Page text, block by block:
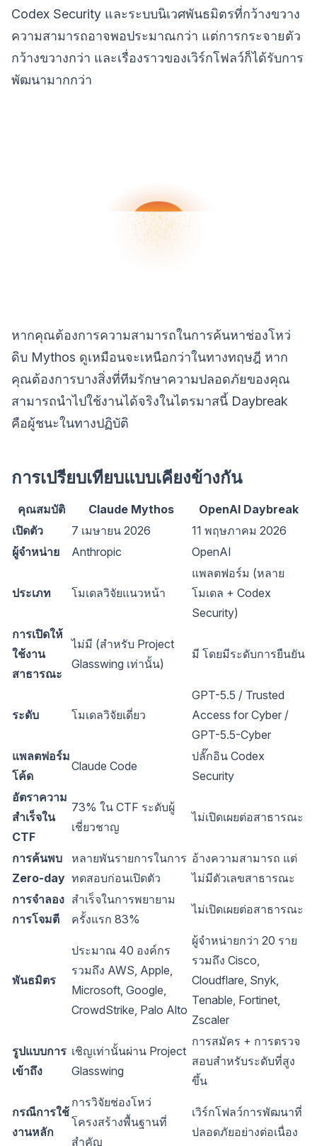
Codex Security และระบบนิเวศพันธมิตรที่กว้างขวาง
ความสามารถอาจพอประมาณกว่า แต่การกระจายตัว
กว้างขวางกว่า และเรื่องราวของเวิร์กโฟลว์ก็ได้รับการ
พัฒนามากกว่า
หากคุณต้องการความสามารถในการค้นหาช่องโหว่
ดิบ Mythos ดูเหมือนจะเหนือกว่าในทางทฤษฎี หาก
คุณต้องการบางสิ่งที่ทีมรักษาความปลอดภัยของคุณ
สามารถนำไปใช้งานได้จริงในไตรมาสนี้ Daybreak
คือผู้ชนะในทางปฏิบัติ
การเปรียบเทียบแบบเคียงข้างกัน
คุณสมบัติ Claude Mythos
OpenAI Daybreak
เปิดตัว
7 เมษายน 2026
11 พฤษภาคม 2026
ผู้จำหน่าย
Anthropic OpenAI
ประเภท โมเดลวิจัยแนวหน้า
แพลตฟอร์ม (หลาย
โมเดล + Codex
Security)
การเปิดให้
ใช้งาน
สาธารณะ
ไม่มี (สำหรับ Project
Glasswing เท่านั้น)
มี โดยมีระดับการยืนยัน
ระดับ โมเดลวิจัยเดี่ยว
GPT-5.5 / Trusted
Access for Cyber /
GPT-5.5-Cyber
แพลตฟอร์ม
โค้ด
Claude Code
ปลั๊กอิน Codex
Security
อัตราความ
สำเร็จใน
CTF
73% ใน CTF ระดับผู้
เชี่ยวชาญ
ไม่เปิดเผยต่อสาธารณะ
การค้นพบ
Zero-day
หลายพันรายการในการ
ทดสอบก่อนเปิดตัว
อ้างความสามารถ แต่
ไม่มีตัวเลขสาธารณะ
การจำลอง
การโจมตี
สำเร็จในการพยายาม
ครั้งแรก 83%
ไม่เปิดเผยต่อสาธารณะ
พันธมิตร
ประมาณ 40 องค์กร
รวมถึง AWS, Apple,
Microsoft, Google,
CrowdStrike, Palo Alto
ผู้จำหน่ายกว่า 20 ราย
รวมถึง Cisco,
Cloudflare, Snyk,
Tenable, Fortinet,
Zscaler
รูปแบบการ
เข้าถึง
เชิญเท่านั้นผ่าน Project
Glasswing
การสมัคร + การตรวจ
สอบสำหรับระดับที่สูง
ขึ้น
กรณีการใช้
งานหลัก
การวิจัยช่องโหว่
โครงสร้างพื้นฐานที่
สำคัญ
เวิร์กโฟลว์การพัฒนาที่
ปลอดภัยอย่างต่อเนื่อง